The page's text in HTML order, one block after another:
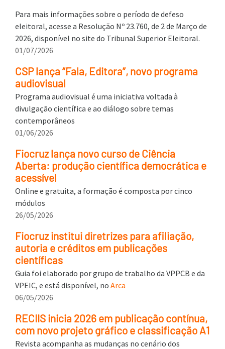
Para mais informações sobre o período de defeso
eleitoral, acesse a Resolução Nº 23.760, de 2 de Março de
2026, disponível no site do Tribunal Superior Eleitoral.
01/07/2026
CSP lança “Fala, Editora”, novo programa
audiovisual
Programa audiovisual é uma iniciativa voltada à
divulgação científica e ao diálogo sobre temas
contemporâneos
01/06/2026
Fiocruz lança novo curso de Ciência
Aberta: produção científica democrática e
acessível
Online e gratuita, a formação é composta por cinco
módulos
26/05/2026
Fiocruz institui diretrizes para afiliação,
autoria e créditos em publicações
científicas
Guia foi elaborado por grupo de trabalho da VPPCB e da
VPEIC, e está disponível, no Arca
06/05/2026
RECIIS inicia 2026 em publicação contínua,
com novo projeto gráfico e classificação A1
Revista acompanha as mudanças no cenário dos